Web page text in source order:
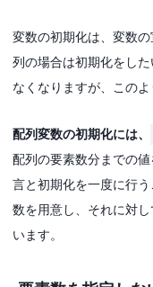
変数の初期化は、変数
列の場合は初期化をし
なくなりますが、この
配列変数の初期化には、
配列の要素数分までの
言と初期化を一度に行
数を用意し、それに対
います。